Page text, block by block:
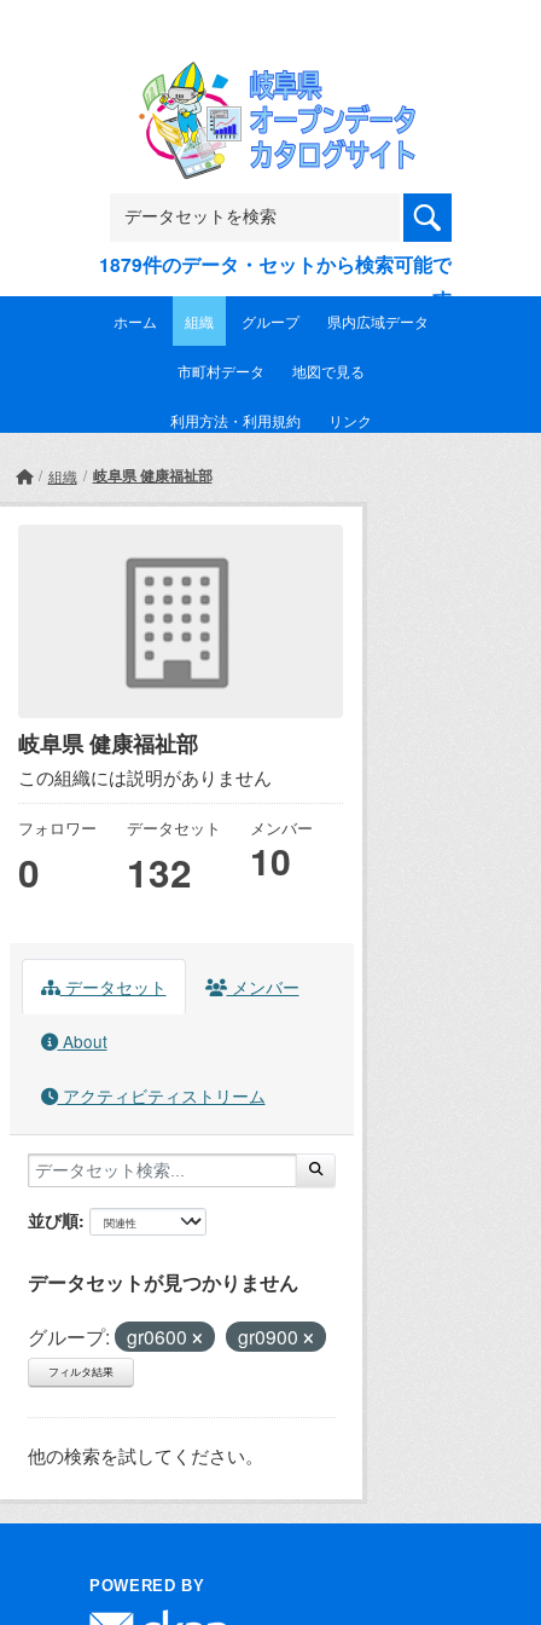
1879件のデータ・セットから検索可能で
す
ホーム 組織 グループ 県内広域データ
市町村データ 地図で見る
利用方法・利用規約 リンク
組織 岐阜県 健康福祉部
岐阜県 健康福祉部
この組織には説明がありません
フォロワー
0
データセット
132
メンバー
10
データセット メンバー
About
アクティビティストリーム
並び順
データセットが見つかりません
グループ: gr0600 gr0900
フィルタ結果
他の検索を試してください。
POWERED BY